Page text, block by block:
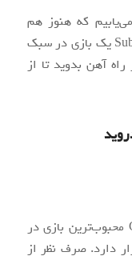
که هنوز هم
Candy Crush Saga نیست! Subway Surfers یک بازی در سبک
آهن بدوید تا از
احتمالاً فکر می‌کردید Candy Crush Saga محبوب‌ترین بازی در
دارد. صرف نظر از